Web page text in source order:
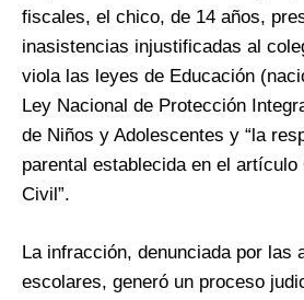
fiscales, el chico, de 14 años,
inasistencias injustificadas al
viola las leyes de Educación
Ley Nacional de Protección
de Niños y Adolescentes y “la
parental establecida en el artículo
Civil”.
La infracción, denunciada por las
escolares, generó un proceso